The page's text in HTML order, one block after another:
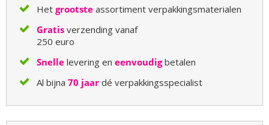
Het grootste assortiment verpakkingsmaterialen
Gratis verzending vanaf
250 euro
Snelle levering en eenvoudigbetalen
Al bijna 70 jaar dé verpakkingsspecialist